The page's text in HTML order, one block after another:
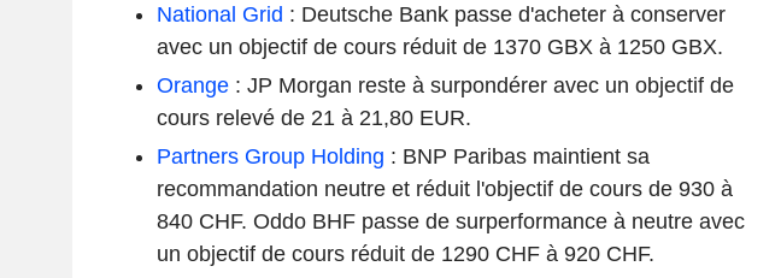
National Grid : Deutsche Bank passe d'acheter à conserver
avec un objectif de cours réduit de 1370 GBX à 1250 GBX.
Orange: JP Morgan reste à surpondérer avec un objectif de
cours relevé de 21 à 21,80 EUR.
Partners Group Holding : BNP Paribas maintient sa
recommandation neutre et réduit l'objectif de cours de 930 à
840 CHF. Oddo BHF passe de surperformance à neutre avec
un objectif de cours réduit de 1290 CHF à 920 CHF.